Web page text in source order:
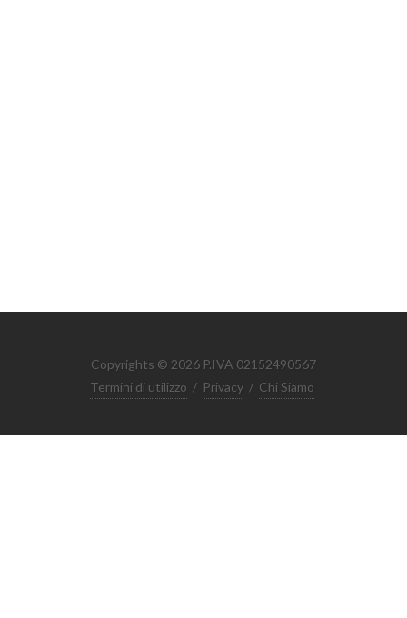
Copyrights © 2026 P.IVA 02152490567
Termini di utilizzo / Privacy / Chi Siamo